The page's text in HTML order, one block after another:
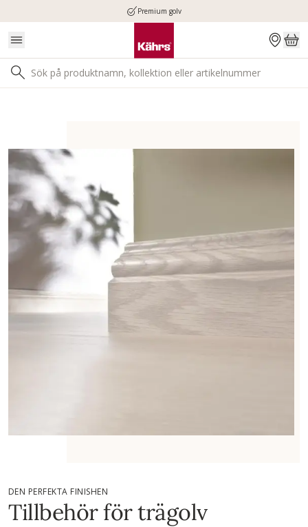
Premium golv
DEN PERFEKTA FINISHEN
Tillbehör för trägolv